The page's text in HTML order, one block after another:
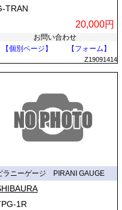
TRAN
20,000円
お問い合わせ
【個別ページ】
【フォーム】
Z19091414
ラニーゲージ PIRANI GAUGE
1R